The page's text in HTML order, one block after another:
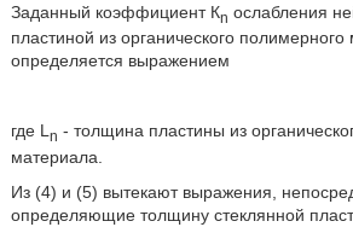
Заданный коэффициент Кn ослабления
пластиной из органического
определяется выражением
где Ln - толщина пластины из
материала.
Из (4) и (5) вытекают выражения,
определяющие толщину стеклянной